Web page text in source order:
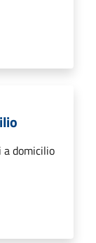
a domicilio